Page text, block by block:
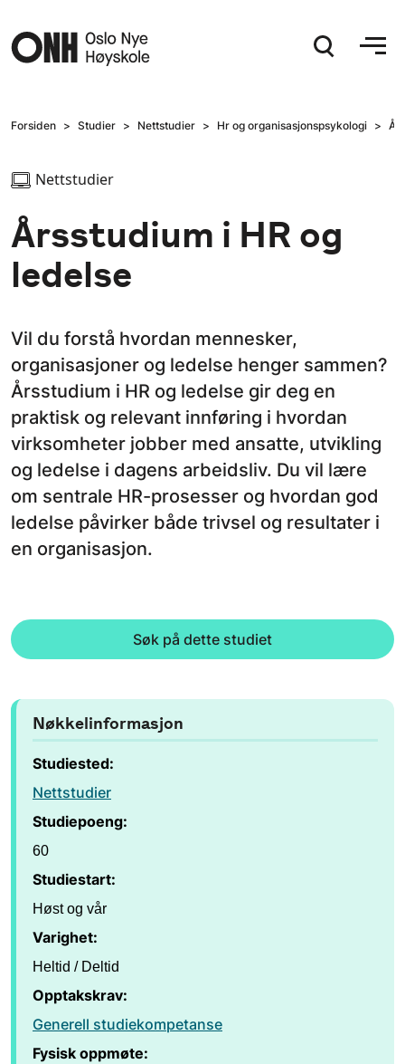
Forsiden Studier Nettstudier Hr og organisasjonspsykologi
Nettstudier
Årsstudium i HR og
ledelse
Vil du forstå hvordan mennesker,
organisasjoner og ledelse henger sammen?
Årsstudium i HR og ledelse gir deg en
praktisk og relevant innføring i hvordan
virksomheter jobber med ansatte, utvikling
og ledelse i dagens arbeidsliv. Du vil lære
om sentrale HR-prosesser og hvordan god
ledelse påvirker både trivsel og resultater i
en organisasjon.
Søk på dette studiet
Nøkkelinformasjon
Studiested:
Nettstudier
Studiepoeng:
60
Studiestart:
Høst og vår
Varighet:
Heltid / Deltid
Opptakskrav:
Generell studiekompetanse
Fysisk oppmøte: